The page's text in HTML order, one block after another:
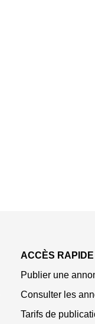
ACCÈS RAPIDE
Publier une
Consulter les
Tarifs de